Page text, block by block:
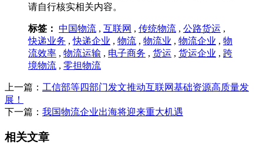
请自行核实相关内容。
标签： 中国物流 , 互联网 , 传统物流 , 公路货运 ,
快递业务 ,快递企业 , 物流 , 物流业 , 物流企业 , 物
流效率 , 物流运输 , 电子商务 , 货运 , 货运企业 , 跨
境物流 , 零担物流
上一篇： 工信部等四部门发文推动互联网基础资源高质量发
展！
下一篇： 我国物流企业出海将迎来重大机遇
相关文章